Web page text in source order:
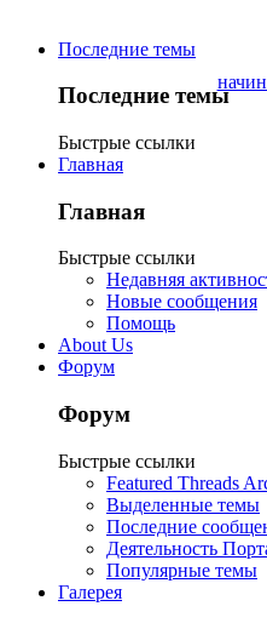
Последние темы
Последние темы
Быстрые ссылки
Главная
Главная
Быстрые ссылки
Недавняя
Новые сообщения
Помощь
About Us
Форум
Форум
Быстрые ссылки
Featured Threads
Выделенные темы
Последние
Деятельность
Популярные темы
Галерея